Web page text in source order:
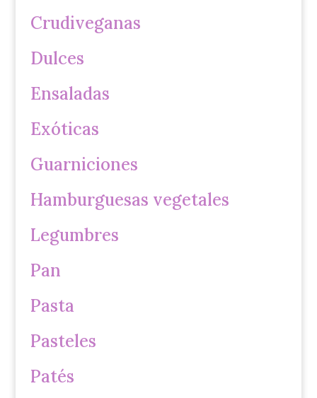
Crudiveganas
Dulces
Ensaladas
Exóticas
Guarniciones
Hamburguesas vegetales
Legumbres
Pan
Pasta
Pasteles
Patés